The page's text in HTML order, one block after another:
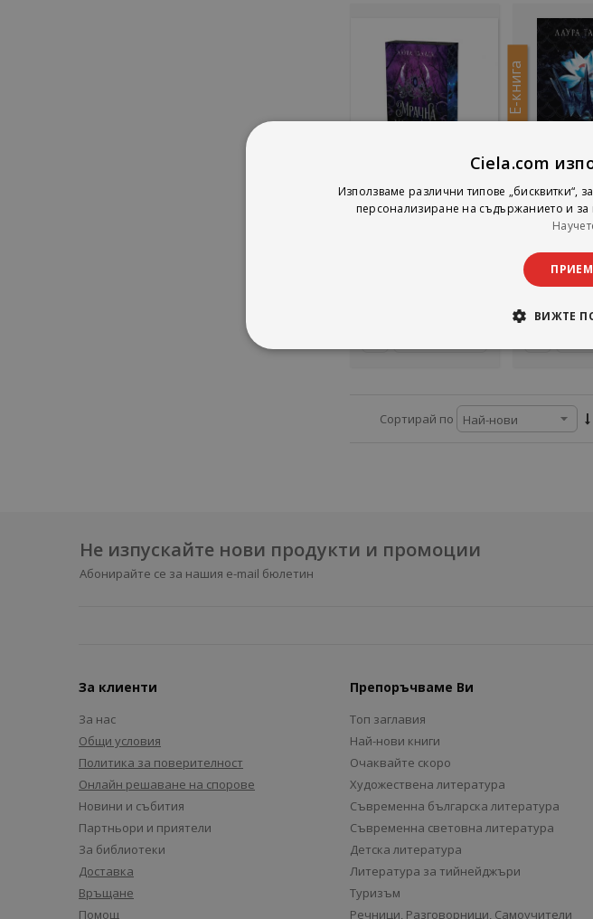
Е-книга
Лаура
1%
Сортирай по
Не изпускайте нови продукти и промоции
Абонирайте се за нашия e-mail бюлетин
За клиенти
За нас
Общи условия
Политика за поверителност
Онлайн решаване на спорове
Новини и събития
Партньори и приятели
За библиотеки
Доставка
Връщане
Помощ
Препоръчваме Ви
Топ заглавия
Най-нови книги
Очаквайте скоро
Художествена литература
Съвременна българска литература
Съвременна световна литература
Детска литература
Литература за тийнейджъри
Туризъм
Речници, Разговорници, Самоучители
Ciela.com
Използваме различни типове „бисквитки“,
персонализиране на съдържанието и
ВИЖТЕ